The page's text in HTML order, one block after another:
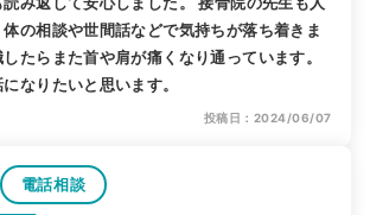
の相談や世間話などで気持ちが落ち着きま
たらまた首や肩が痛くなり通っています。
なりたいと思います。
投稿日：2024/06/07
電話相談